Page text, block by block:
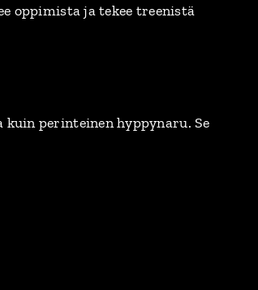
oppimista ja tekee treenistä
kuin perinteinen hyppynaru. Se